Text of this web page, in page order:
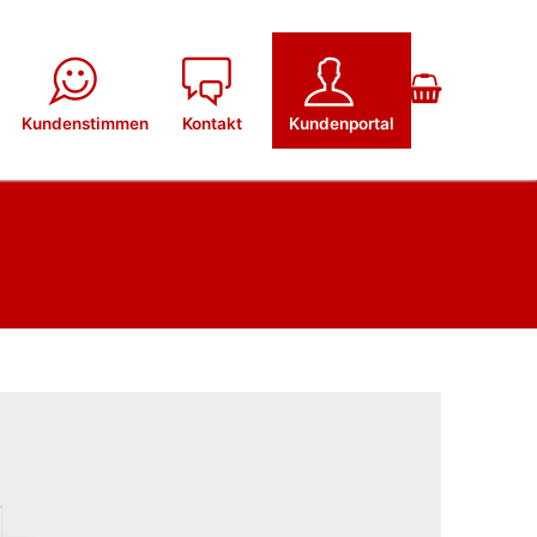
Kundenstimmen Kontakt Kundenportal